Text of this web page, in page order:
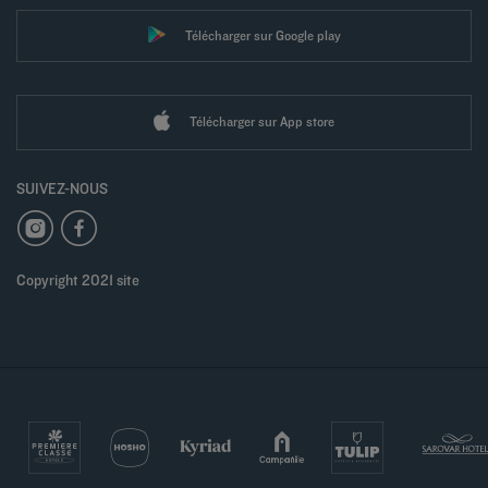
Télécharger sur Google play
Télécharger sur App store
SUIVEZ-NOUS
Copyright 2021 site